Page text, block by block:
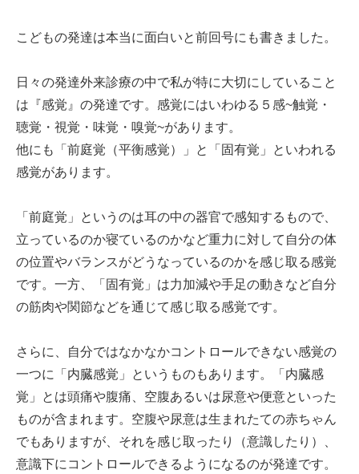
こどもの発達は本当に面白いと前回号にも書きました。
日々の発達外来診療の中で私が特に大切にしていること
は『感覚』の発達です。感覚にはいわゆる５感~触覚・
聴覚・視覚・味覚・嗅覚~があります。
他にも「前庭覚（平衡感覚）」と「固有覚」といわれる
感覚があります。
「前庭覚」というのは耳の中の器官で感知するもので、
立っているのか寝ているのかなど重力に対して自分の体
の位置やバランスがどうなっているのかを感じ取る感覚
です。一方、「固有覚」は力加減や手足の動きなど自分
の筋肉や関節などを通じて感じ取る感覚です。
さらに、自分ではなかなかコントロールできない感覚の
一つに「内臓感覚」というものもあります。「内臓感
覚」とは頭痛や腹痛、空腹あるいは尿意や便意といった
ものが含まれます。空腹や尿意は生まれたての赤ちゃん
でもありますが、それを感じ取ったり（意識したり）、
意識下にコントロールできるようになるのが発達です。